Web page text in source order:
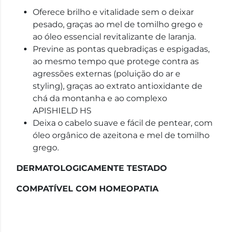
Oferece brilho e vitalidade sem o deixar
pesado, graças ao mel de tomilho grego e
ao óleo essencial revitalizante de laranja.
Previne as pontas quebradiças e espigadas,
ao mesmo tempo que protege contra as
agressões externas (poluição do ar e
styling), graças ao extrato antioxidante de
chá da montanha e ao complexo
APISHIELD HS
Deixa o cabelo suave e fácil de pentear, com
óleo orgânico de azeitona e mel de tomilho
grego.
DERMATOLOGICAMENTE TESTADO
COMPATÍVEL COM HOMEOPATIA